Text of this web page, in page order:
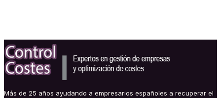
Más de 25 años ayudando a empresarios españoles a recuperar el